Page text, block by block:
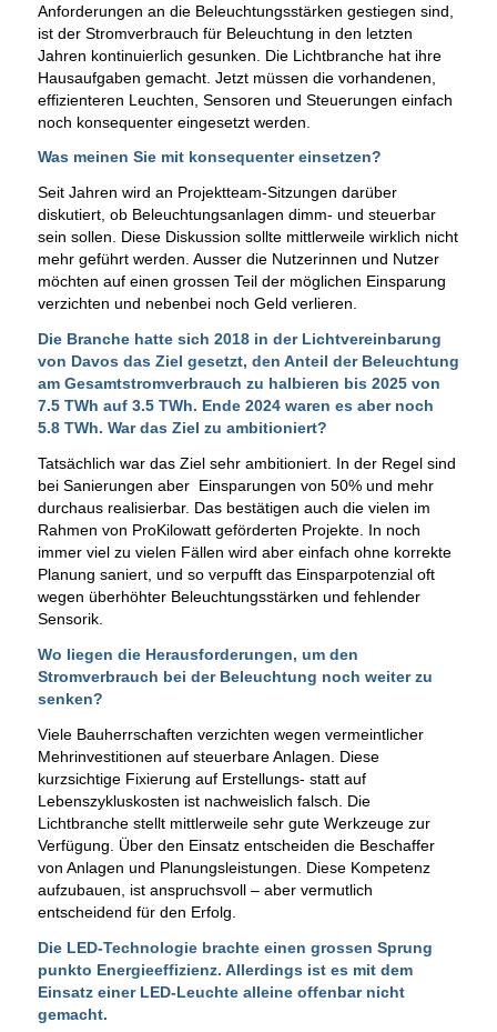
Anforderungen an die Beleuchtungsstärken gestiegen sind,
ist der Stromverbrauch für Beleuchtung in den letzten
Jahren kontinuierlich gesunken. Die Lichtbranche hat ihre
Hausaufgaben gemacht. Jetzt müssen die vorhandenen,
effizienteren Leuchten, Sensoren und Steuerungen einfach
noch konsequenter eingesetzt werden.
Was meinen Sie mit konsequenter einsetzen?
Seit Jahren wird an Projektteam-Sitzungen darüber
diskutiert, ob Beleuchtungsanlagen dimm- und steuerbar
sein sollen. Diese Diskussion sollte mittlerweile wirklich nicht
mehr geführt werden. Ausser die Nutzerinnen und Nutzer
möchten auf einen grossen Teil der möglichen Einsparung
verzichten und nebenbei noch Geld verlieren.
Die Branche hatte sich 2018 in der Lichtvereinbarung
von Davos das Ziel gesetzt, den Anteil der Beleuchtung
am Gesamtstromverbrauch zu halbieren bis 2025 von
7.5 TWh auf 3.5 TWh. Ende 2024 waren es aber noch
5.8 TWh. War das Ziel zu ambitioniert?
Tatsächlich war das Ziel sehr ambitioniert. In der Regel sind
bei Sanierungen aber Einsparungen von 50% und mehr
durchaus realisierbar. Das bestätigen auch die vielen im
Rahmen von ProKilowatt geförderten Projekte. In noch
immer viel zu vielen Fällen wird aber einfach ohne korrekte
Planung saniert, und so verpufft das Einsparpotenzial oft
wegen überhöhter Beleuchtungsstärken und fehlender
Sensorik.
Wo liegen die Herausforderungen, um den
Stromverbrauch bei der Beleuchtung noch weiter zu
senken?
Viele Bauherrschaften verzichten wegen vermeintlicher
Mehrinvestitionen auf steuerbare Anlagen. Diese
kurzsichtige Fixierung auf Erstellungs- statt auf
Lebenszykluskosten ist nachweislich falsch. Die
Lichtbranche stellt mittlerweile sehr gute Werkzeuge zur
Verfügung. Über den Einsatz entscheiden die Beschaffer
von Anlagen und Planungsleistungen. Diese Kompetenz
aufzubauen, ist anspruchsvoll – aber vermutlich
entscheidend für den Erfolg.
Die LED-Technologie brachte einen grossen Sprung
punkto Energieeffizienz. Allerdings ist es mit dem
Einsatz einer LED-Leuchte alleine offenbar nicht
gemacht.